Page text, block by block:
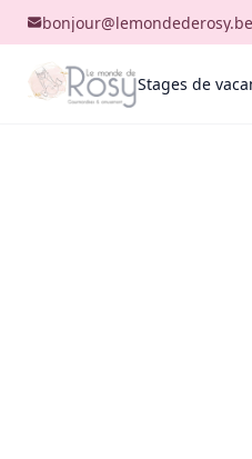
bonjour@lemondederosy.be
Stages de